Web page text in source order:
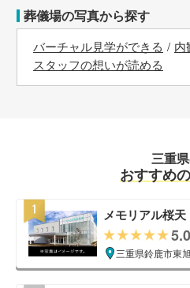
葬儀場の写真から探す
バーチャル見学ができる
内
スタッフの想いが読める
三重
おすすめ
メモリアル桜
5.0
三重県鈴鹿市東